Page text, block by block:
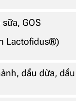
GOS
Lactofidus®)
dầu dừa,